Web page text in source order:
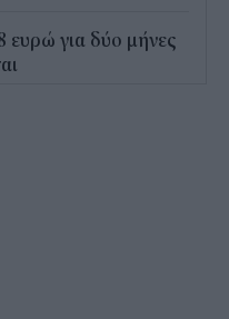
ευρώ για δύο μήνες